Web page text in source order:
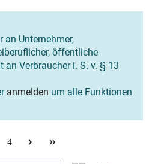
an Unternehmer,
öffentliche
Verbraucher i. S. v. § 13
anmelden um alle Funktionen
4